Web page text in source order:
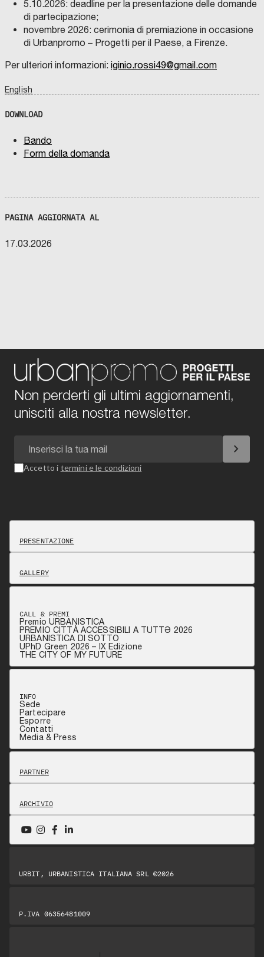
5.10.2026: deadline per la presentazione delle domande
di partecipazione;
novembre 2026: cerimonia di premiazione in occasione
di Urbanpromo – Progetti per il Paese, a Firenze.
Per ulteriori informazioni: iginio.rossi49@gmail.com
English
DOWNLOAD
Bando
Form della domanda
PAGINA AGGIORNATA AL
17.03.2026
Non perderti gli ultimi aggiornamenti,
unisciti alla nostra newsletter.
chevron_right
Accetto i termini e le condizioni
PRESENTAZIONE
GALLERY
CALL & PREMI
Premio URBANISTICA
PREMIO CITTÀ ACCESSIBILI A TUTTƏ 2026
URBANISTICA DI SOTTO
UPhD Green 2026 – IX Edizione
THE CITY OF MY FUTURE
INFO
Sede
Partecipare
Esporre
Contatti
Media & Press
PARTNER
ARCHIVIO
URBIT, URBANISTICA ITALIANA SRL ©2026
P.IVA 06356481009